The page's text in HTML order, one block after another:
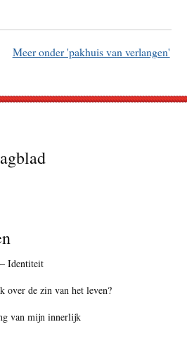
Meer onder 'pakhuis van verlangen'
Identiteit
over de zin van het leven?
van mijn innerlijk